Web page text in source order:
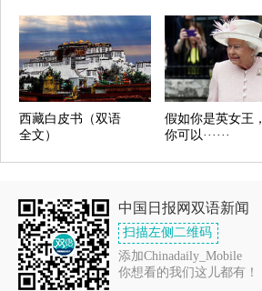
西藏白皮书（双语
全文）
假如你是英女王，
你可以······
中国日报网双语新闻
扫描左侧二维码
添加Chinadaily_Mobile
你想看的我们这儿都有！